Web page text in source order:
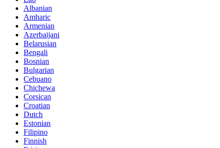
Albanian
Amharic
Armenian
Azerbaijani
Belarusian
Bengali
Bosnian
Bulgarian
Cebuano
Chichewa
Corsican
Croatian
Dutch
Estonian
Filipino
Finnish